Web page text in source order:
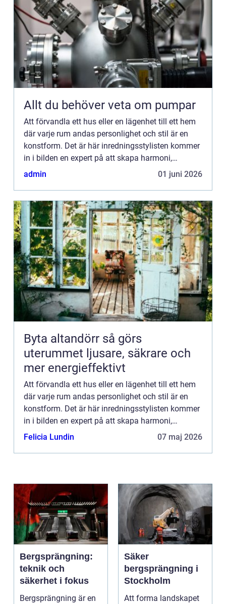
Allt du behöver veta om pumpar
Att förvandla ett hus eller en lägenhet till ett hem
där varje rum andas personlighet och stil är en
konstform. Det är här inredningsstylisten kommer
in i bilden en expert på att skapa harmoni,
funktionalitet och s...
admin 01 juni 2026
Byta altandörr så görs
uterummet ljusare, säkrare och
mer energieffektivt
Att förvandla ett hus eller en lägenhet till ett hem
där varje rum andas personlighet och stil är en
konstform. Det är här inredningsstylisten kommer
in i bilden en expert på att skapa harmoni,
funktionalitet och s...
Felicia Lundin 07 maj 2026
Bergsprängning:
teknik och
säkerhet i fokus
Bergsprängning är en
Säker
bergsprängning i
Stockholm
Att forma landskapet